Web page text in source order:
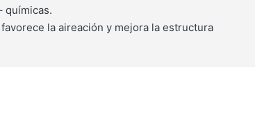
químicas.
la aireación y mejora la estructura